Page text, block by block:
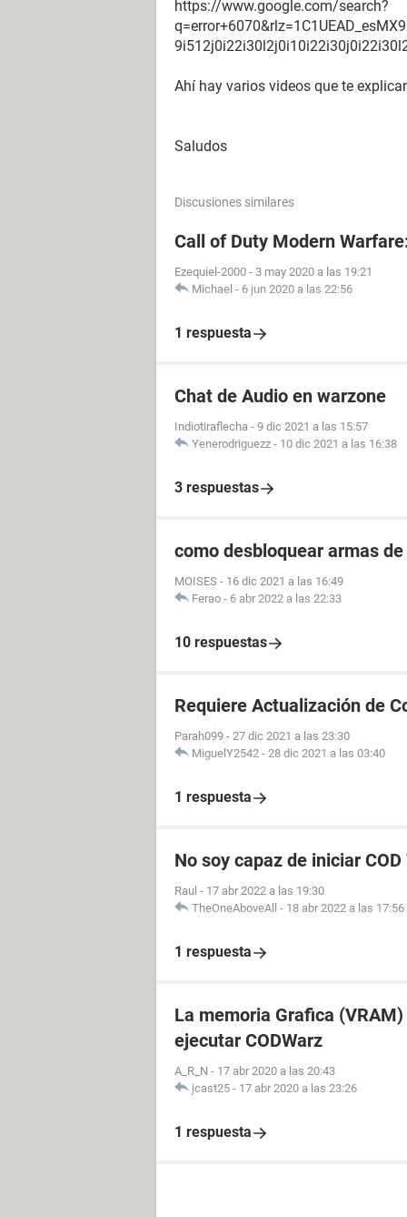
https://www.google.com/search?
Ahí hay varios videos que te
Saludos
Discusiones similares
Call of Duty Modern
Ezequiel-2000 - 3 may 2020 a las 19:21
Michael - 6 jun 2020 a las 22:56
1 respuesta
Chat de Audio en warzone
Indiotiraflecha - 9 dic 2021 a las 15:57
Yenerodriguezz - 10 dic 2021 a las 16:38
3 respuestas
como desbloquear armas
MOISES - 16 dic 2021 a las 16:49
Ferao - 6 abr 2022 a las 22:33
10 respuestas
Requiere Actualización de
Parah099 - 27 dic 2021 a las 23:30
MiguelY2542 - 28 dic 2021 a las 03:40
1 respuesta
No soy capaz de iniciar COD
Raul - 17 abr 2022 a las 19:30
TheOneAboveAll - 18 abr 2022 a las 17:56
1 respuesta
La memoria Grafica
ejecutar CODWarz
A_R_N - 17 abr 2020 a las 20:43
jcast25 - 17 abr 2020 a las 23:26
1 respuesta